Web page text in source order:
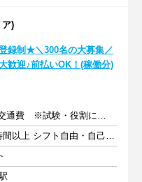
)
登録制★＼300名の大募集／
歓迎♪前払いOK！(稼働分)
時給1300円～ ＋交通費 ※試験・役割により手当あり
週1日以上 1日7.5時間以上 シフト自由・自己申告